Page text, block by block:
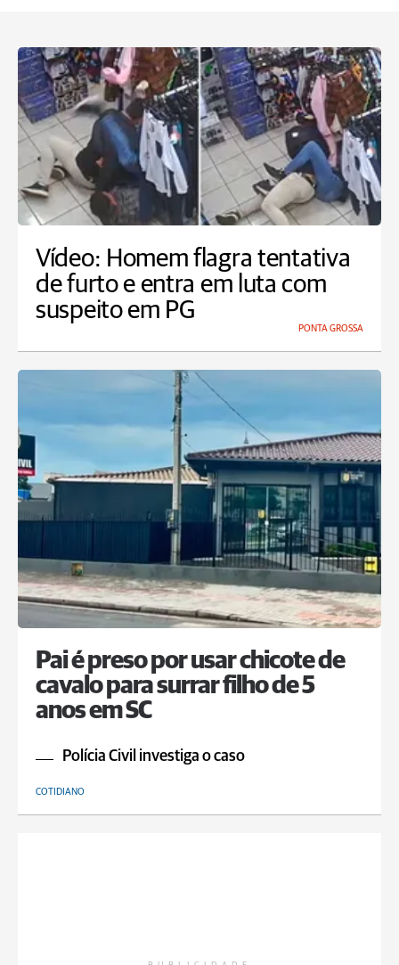
Vídeo: Homem flagra tentativa
de furto e entra em luta com
suspeito em PG
PONTA GROSSA
Pai é preso por usar chicote de
cavalo para surrar filho de 5
anos em SC
Polícia Civil investiga o caso
COTIDIANO